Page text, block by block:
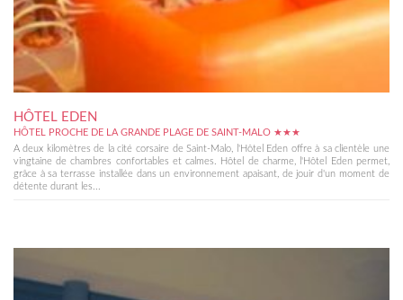
HÔTEL EDEN
HÔTEL PROCHE DE LA GRANDE PLAGE DE SAINT-MALO ★★★
A deux kilomètres de la cité corsaire de Saint-Malo, l'Hôtel Eden offre à sa clientèle une
vingtaine de chambres confortables et calmes. Hôtel de charme, l'Hôtel Eden permet,
grâce à sa terrasse installée dans un environnement apaisant, de jouir d'un moment de
détente durant les...